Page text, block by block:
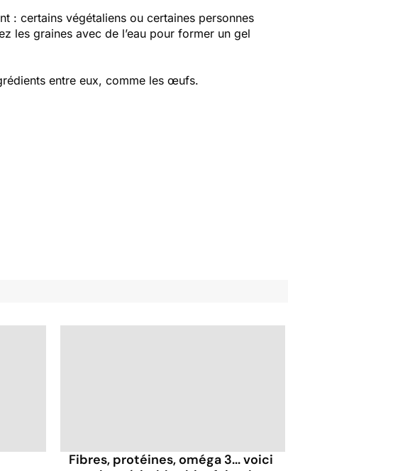
: certains végétaliens ou certaines personnes
les graines avec de l’eau pour former un gel
entre eux, comme les œufs.
Fibres, protéines, oméga 3... voici